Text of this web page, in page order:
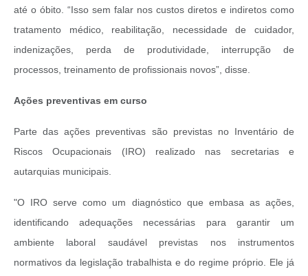
até o óbito. “Isso sem falar nos custos diretos e indiretos como
tratamento médico, reabilitação, necessidade de cuidador,
indenizações, perda de produtividade, interrupção de
processos, treinamento de profissionais novos”, disse.
Ações preventivas em curso
Parte das ações preventivas são previstas no Inventário de
Riscos Ocupacionais (IRO) realizado nas secretarias e
autarquias municipais.
"O IRO serve como um diagnóstico que embasa as ações,
identificando adequações necessárias para garantir um
ambiente laboral saudável previstas nos instrumentos
normativos da legislação trabalhista e do regime próprio. Ele já